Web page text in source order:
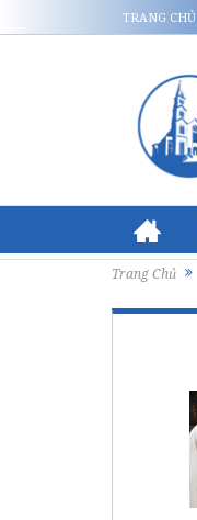
TRANG CHỦ
Trang Chủ